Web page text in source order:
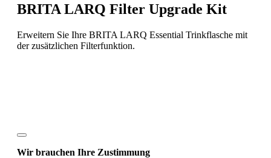
BRITA LARQ Filter Upgrade Kit
Erweitern Sie Ihre BRITA LARQ Essential Trinkflasche mit
der zusätzlichen Filterfunktion.
Wir brauchen Ihre Zustimmung